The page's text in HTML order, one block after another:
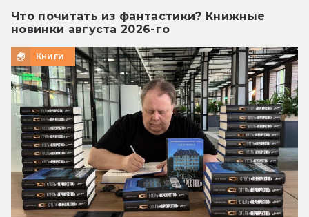
Что почитать из фантастики? Книжные
новинки августа 2026-го
Книги